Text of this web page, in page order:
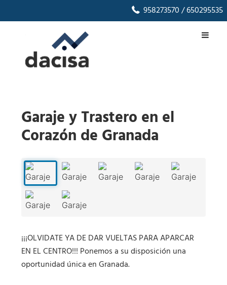
958273570/ 650295535
Garaje y Trastero en el
Corazón de Granada
¡¡¡OLVIDATE YA DE DAR VUELTAS PARA APARCAR
EN EL CENTRO!!! Ponemos a su disposición una
oportunidad única en Granada.